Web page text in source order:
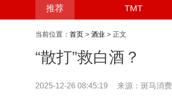
推荐 TMT
当前位置： 首页 > 酒业 > 正文
“散打”救白酒？
2025-12-26 08:45:19 来源：斑马消费